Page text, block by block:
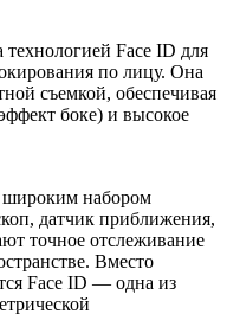
Face ID для
по лицу. Она
съемкой, обеспечивая
боке) и высокое
широким набором
датчик приближения,
точное отслеживание
Вместо
Face ID — одна из